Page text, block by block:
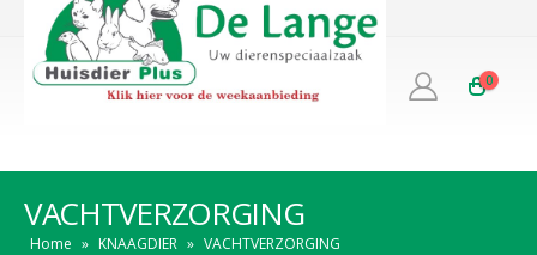
0
VACHTVERZORGING
Home » KNAAGDIER » VACHTVERZORGING